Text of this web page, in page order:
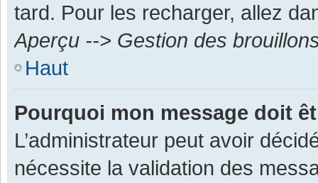
tard. Pour les recharger, allez
Aperçu --> Gestion des
Haut
Pourquoi mon message doit
L’administrateur peut avoir
nécessite la validation des